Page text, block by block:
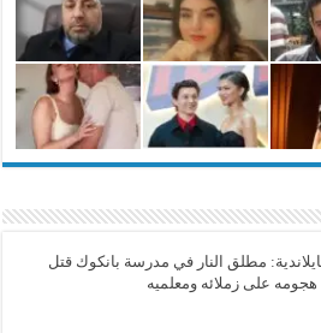
مطلق النار في مدرسة بانكوك قتل
هجومه على زملائه ومعلميه